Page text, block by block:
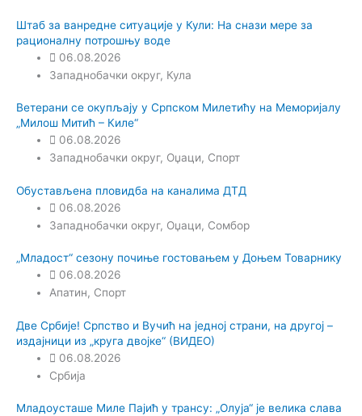
Штаб за ванредне ситуације у Кули: На снази мере за
рационалну потрошњу воде
06.08.2026
Западнобачки округ, Кула
Ветерани се окупљају у Српском Милетићу на Меморијалу
„Милош Митић – Киле“
06.08.2026
Западнобачки округ, Оџаци, Спорт
Обустављена пловидба на каналима ДТД
06.08.2026
Западнобачки округ, Оџаци, Сомбор
„Младост“ сезону почиње гостовањем у Доњем Товарнику
06.08.2026
Апатин, Спорт
Две Србије! Српство и Вучић на једној страни, на другој –
издајници из „круга двојке“ (ВИДЕО)
06.08.2026
Србија
Младоусташе Миле Пајић у трансу: „Олуја“ је велика слава